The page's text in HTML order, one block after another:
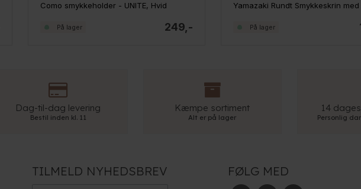
Como smykkeholder - UNITE, Hvid
249,-
På lager På lager
Dag-til-dag levering
Bestil inden kl. 11
Kæmpe sortiment
Alt er på lager
14
Personlig
TILMELD NYHEDSBREV FØLG MED